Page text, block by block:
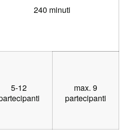
240 minuti
5-12
max. 9
partecipanti